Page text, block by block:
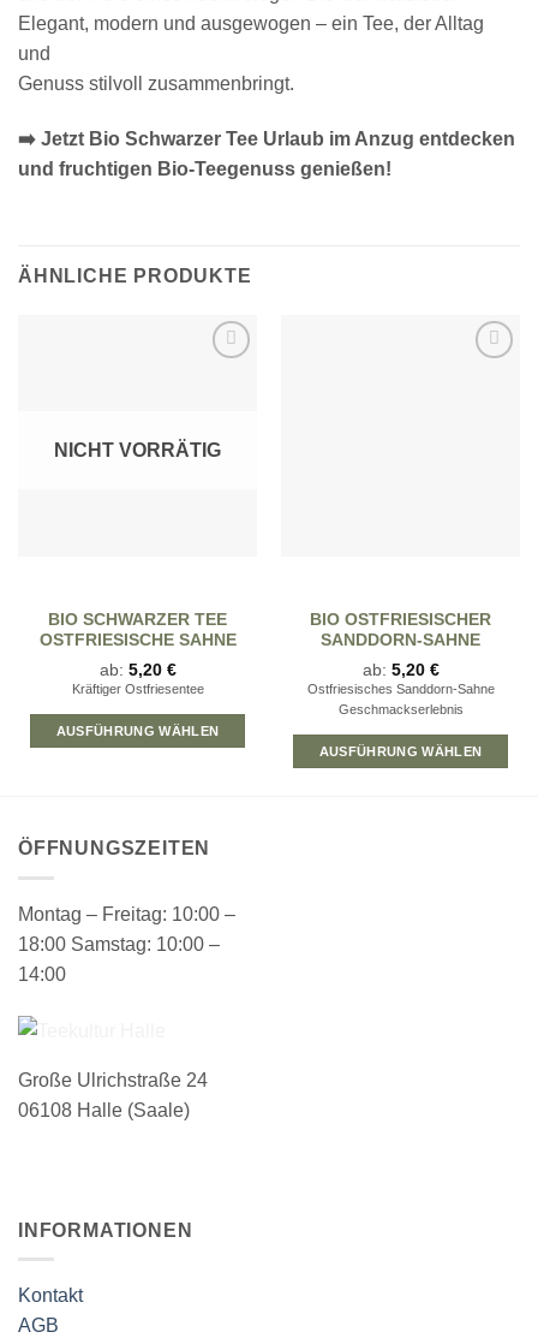
Elegant, modern und ausgewogen – ein Tee, der Alltag
und
Genuss stilvoll zusammenbringt.
➡️ Jetzt Bio Schwarzer Tee Urlaub im Anzug entdecken
und fruchtigen Bio-Teegenuss genießen!
ÄHNLICHE PRODUKTE
NICHT VORRÄTIG
BIO SCHWARZER TEE
OSTFRIESISCHE SAHNE
ab: 5,20 €
Kräftiger Ostfriesentee
AUSFÜHRUNG WÄHLEN
BIO OSTFRIESISCHER
SANDDORN-SAHNE
ab: 5,20 €
Ostfriesisches Sanddorn-Sahne
Geschmackserlebnis
AUSFÜHRUNG WÄHLEN
ÖFFNUNGSZEITEN
Montag – Freitag: 10:00 –
18:00 Samstag: 10:00 –
14:00
Große Ulrichstraße 24
06108 Halle (Saale)
INFORMATIONEN
Kontakt
AGB